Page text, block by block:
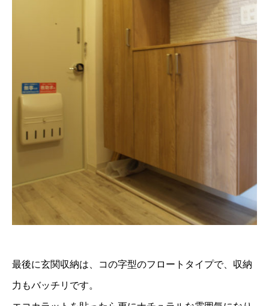
最後に玄関収納は、コの字型のフロートタイプで、収納
力もバッチリです。